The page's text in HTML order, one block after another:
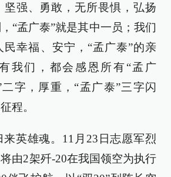
坚强、勇敢，无所畏惧，弘扬
“孟广泰”就是其中一员；我们
民幸福、安宁，“孟广泰”的亲
我们，都会感恩所有“孟广
字，厚重，“孟广泰”三字闪
程。
英雄魂。11月23日志愿军烈
由2架歼-20在我国领空为执行